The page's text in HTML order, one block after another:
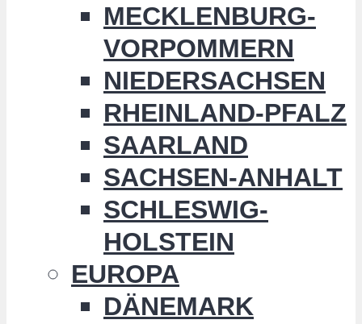
MECKLENBURG-
VORPOMMERN
NIEDERSACHSEN
RHEINLAND-PFALZ
SAARLAND
SACHSEN-ANHALT
SCHLESWIG-
HOLSTEIN
EUROPA
DÄNEMARK